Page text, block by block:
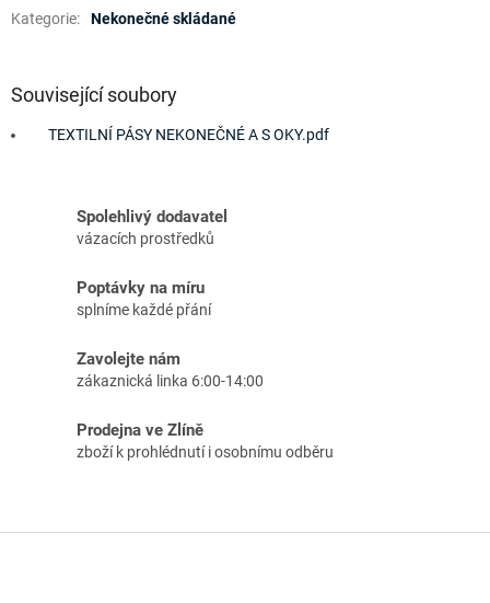
Kategorie: Nekonečné skládané
Související soubory
TEXTILNÍ PÁSY NEKONEČNÉ A S OKY.pdf
Spolehlivý dodavatel
vázacích prostředků
Poptávky na míru
splníme každé přání
Zavolejte nám
zákaznická linka 6:00-14:00
Prodejna ve Zlíně
zboží k prohlédnutí i osobnímu odběru